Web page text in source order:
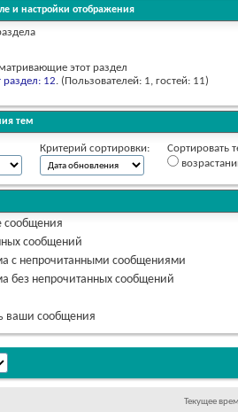
и настройки отображения
этот раздел
раздел: 12. (Пользователей: 1, гостей: 11)
тем
Критерий сортировки:
Сортировать
сообщения
сообщений
с непрочитанными сообщениями
без непрочитанных сообщений
ваши сообщения
Текущее